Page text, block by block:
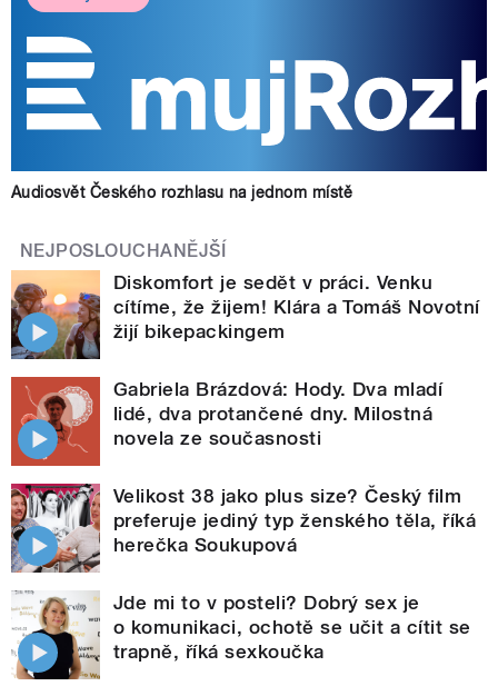
Audiosvět Českého rozhlasu na jednom místě
NEJPOSLOUCHANĚJŠÍ
Diskomfort je sedět v práci. Venku
cítíme, že žijem! Klára a Tomáš Novotní
žijí bikepackingem
Gabriela Brázdová: Hody. Dva mladí
lidé, dva protančené dny. Milostná
novela ze současnosti
Velikost 38 jako plus size? Český film
preferuje jediný typ ženského těla, říká
herečka Soukupová
Jde mi to v posteli? Dobrý sex je
o komunikaci, ochotě se učit a cítit se
trapně, říká sexkoučka